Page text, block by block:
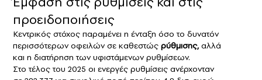
προειδοποιήσεις
Κεντρικός στόχος παραμένει η ένταξη όσο το δυνατόν
περισσότερων οφειλών σε καθεστώς ρύθμισης,αλλά
και η διατήρηση των υφιστάμενων ρυθμίσεων.
Στο τέλος του 2025 οι ενεργές ρυθμίσεις ανέρχονταν